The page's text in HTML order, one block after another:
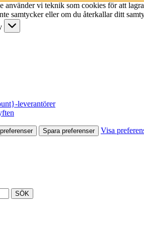
använder vi teknik som cookies för att
samtycker eller om du återkallar ditt
leverantörer
Spara preferenser Visa